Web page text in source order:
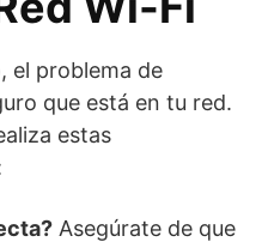
el problema de
que está en tu red.
estas
Asegúrate de que